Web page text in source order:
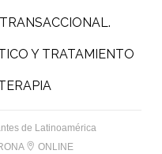
Y TRATAMIENTO
de Latinoamérica
ONLINE